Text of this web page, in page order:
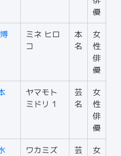
優
ミネ ヒロ
コ
本
名
女
性
俳
優
ヤマモト
ミドリ 1
芸
名
女
性
俳
優
ワカミズ
芸
女